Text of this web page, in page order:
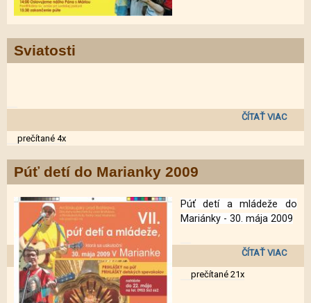
Sviatosti
ČÍTAŤ VIAC
prečítané 4x
Púť detí do Marianky 2009
Púť detí a mládeže do
Mariánky - 30 . mája 2009
ČÍTAŤ VIAC
prečítané 21x